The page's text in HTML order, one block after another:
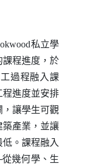
私立學
課程進度，於
過程融入課
程進度並安排
讓學生可觀
築產業，並讓
。課程融入
從幾何學、生